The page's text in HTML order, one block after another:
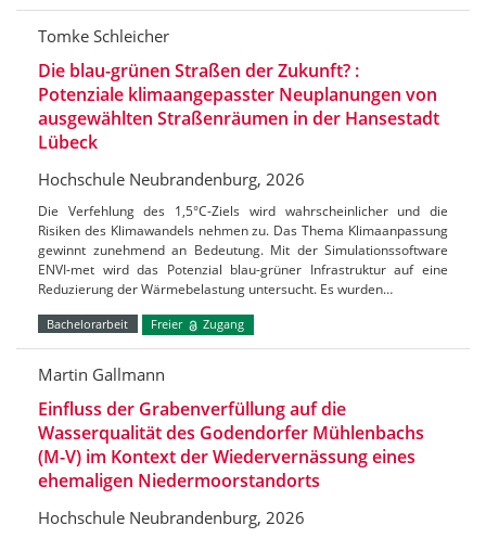
Tomke Schleicher
Die blau-grünen Straßen der Zukunft? :
Potenziale klimaangepasster Neuplanungen von
ausgewählten Straßenräumen in der Hansestadt
Lübeck
Hochschule Neubrandenburg, 2026
Die Verfehlung des 1,5°C-Ziels wird wahrscheinlicher und die
Risiken des Klimawandels nehmen zu. Das Thema Klimaanpassung
gewinnt zunehmend an Bedeutung. Mit der Simulationssoftware
ENVI-met wird das Potenzial blau-grüner Infrastruktur auf eine
Reduzierung der Wärmebelastung untersucht. Es wurden…
Bachelorarbeit Freier Zugang
Martin Gallmann
Einfluss der Grabenverfüllung auf die
Wasserqualität des Godendorfer Mühlenbachs
(M-V) im Kontext der Wiedervernässung eines
ehemaligen Niedermoorstandorts
Hochschule Neubrandenburg, 2026